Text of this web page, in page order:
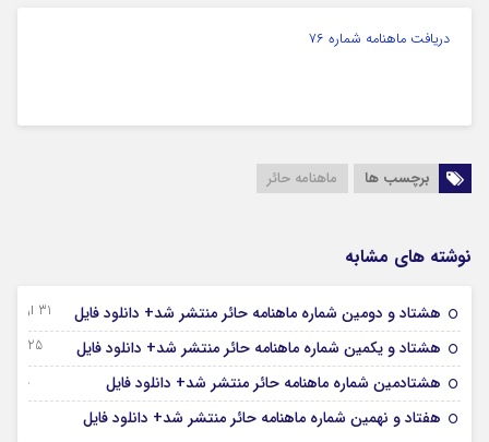
دریافت ماهنامه شماره ۷۶
برچسب ها ماهنامه حائر
نوشته های مشابه
هشتاد و دومین شماره ماهنامه حائر منتشر شد+ دانلود فایل 31 اردیبهشت 1405
هشتاد و یکمین شماره ماهنامه حائر منتشر شد+ دانلود فایل 25 فروردین 1405
هشتادمین شماره ماهنامه حائر منتشر شد+ دانلود فایل 29 اسفند 1404
هفتاد و نهمین شماره ماهنامه حائر منتشر شد+ دانلود فایل